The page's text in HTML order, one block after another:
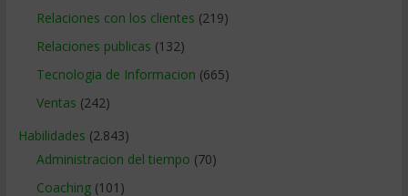
Relaciones con los clientes (219)
Relaciones publicas (132)
Tecnologia de Informacion (665)
Ventas (242)
Habilidades (2.843)
Administracion del tiempo (70)
Coaching(101)